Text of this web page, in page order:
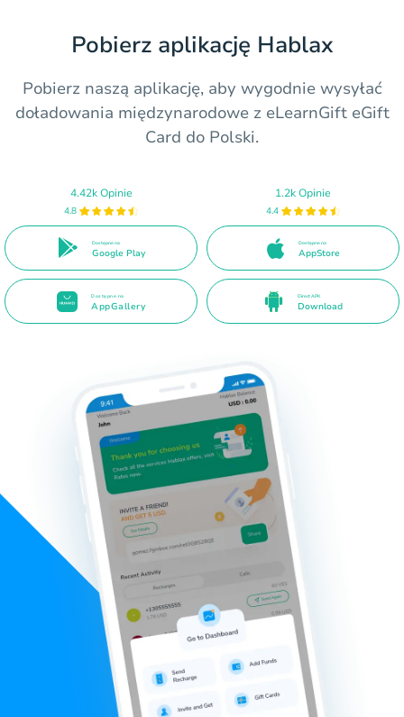
Pobierz aplikację Hablax
Pobierz naszą aplikację, aby wygodnie wysyłać
doładowania międzynarodowe z eLearnGift eGift
Card do Polski.
4.42k Opinie
4.8
Dostępne na
Google Play
1.2k Opinie
4.4
Dostępne na
AppStore
Dostępne na
AppGallery
Direct APK
Download